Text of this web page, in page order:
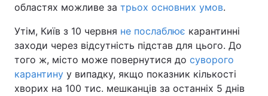
областях можливе за трьох основних умов.
Утім, Київ з 10 червня не послаблює карантинні
заходи через відсутність підстав для цього. До
того ж, місто може повернутися до суворого
карантину у випадку, якщо показник кількості
хворих на 100 тис. мешканців за останніх 5 днів